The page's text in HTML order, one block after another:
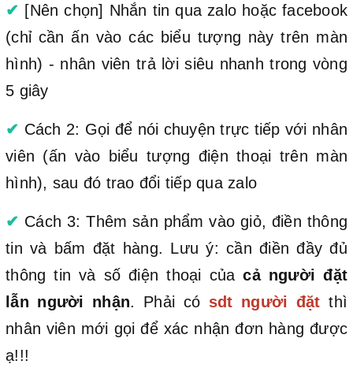
✔ [Nên chọn] Nhắn tin qua zalo hoặc facebook
(chỉ cần ấn vào các biểu tượng này trên màn
hình) - nhân viên trả lời siêu nhanh trong vòng
5 giây
✔ Cách 2: Gọi để nói chuyện trực tiếp với nhân
viên (ấn vào biểu tượng điện thoại trên màn
hình), sau đó trao đổi tiếp qua zalo
✔ Cách 3: Thêm sản phẩm vào giỏ, điền thông
tin và bấm đặt hàng. Lưu ý: cần điền đầy đủ
thông tin và số điện thoại củacả người đặt
lẫn người nhận. Phải có sdt người đặt thì
nhân viên mới gọi để xác nhận đơn hàng được
ạ!!!